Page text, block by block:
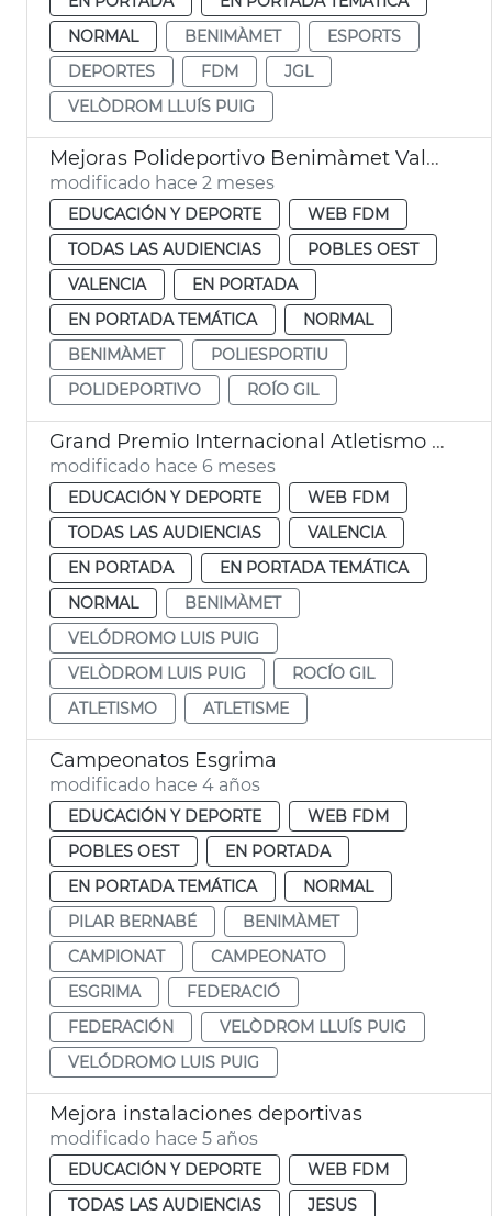
NORMAL
BENIMÀMET
ESPORTS
DEPORTES
FDM
JGL
VELÒDROM LLUÍS PUIG
Mejoras Polideportivo Benimàmet València
modificado hace 2 meses
EDUCACIÓN Y DEPORTE
WEB FDM
TODAS LAS AUDIENCIAS
POBLES OEST
VALENCIA
EN PORTADA
EN PORTADA TEMÁTICA
NORMAL
BENIMÀMET
POLIESPORTIU
POLIDEPORTIVO
ROÍO GIL
Grand Premio Internacional Atletismo València 2026
modificado hace 6 meses
EDUCACIÓN Y DEPORTE
WEB FDM
TODAS LAS AUDIENCIAS
VALENCIA
EN PORTADA
EN PORTADA TEMÁTICA
NORMAL
BENIMÀMET
VELÓDROMO LUIS PUIG
VELÒDROM LUIS PUIG
ROCÍO GIL
ATLETISMO
ATLETISME
Campeonatos Esgrima
modificado hace 4 años
EDUCACIÓN Y DEPORTE
WEB FDM
POBLES OEST
EN PORTADA
EN PORTADA TEMÁTICA
NORMAL
PILAR BERNABÉ
BENIMÀMET
CAMPIONAT
CAMPEONATO
ESGRIMA
FEDERACIÓ
FEDERACIÓN
VELÒDROM LLUÍS PUIG
VELÓDROMO LUIS PUIG
Mejora instalaciones deportivas
modificado hace 5 años
EDUCACIÓN Y DEPORTE
WEB FDM
TODAS LAS AUDIENCIAS
JESUS